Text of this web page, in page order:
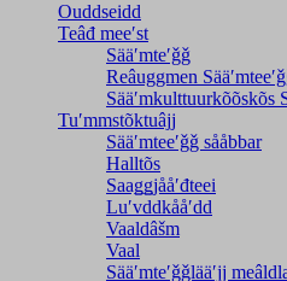
Ouddseidd
Teâđ meeʹst
Sääʹmteʹǧǧ
Reâuggmen
Sääʹmkulttuurkõõskõs
Tuʹmmstõktuâjj
Sääʹmteeʹǧǧ sååbbar
Halltõs
Saaǥǥjååʹđteei
Luʹvddkååʹdd
Vaaldâšm
Vaal
Sääʹmteʹǧǧlääʹjj